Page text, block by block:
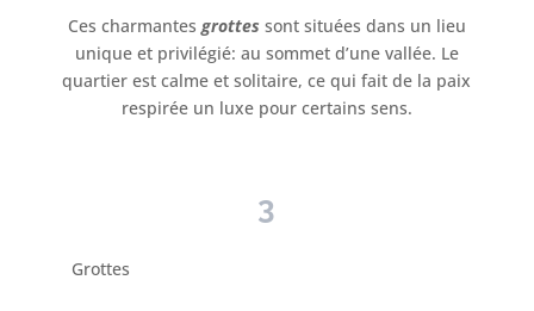
Ces charmantes grottes sont situées dans un lieu
unique et privilégié: au sommet d’une vallée. Le
quartier est calme et solitaire, ce qui fait de la paix
respirée un luxe pour certains sens.
3
Grottes